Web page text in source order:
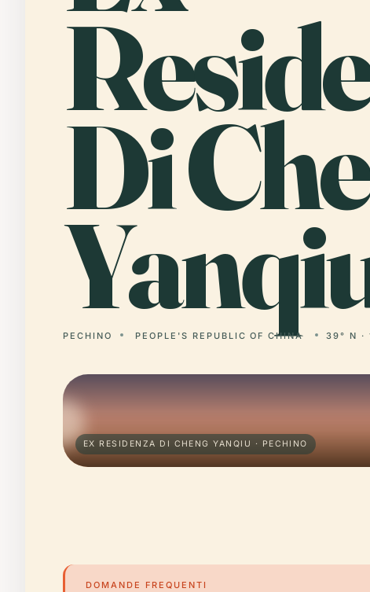
Di
PECHINO PEOPLE'S REPUBLIC OF CHINA 39° N ·
EX RESIDENZA DI CHENG YANQIU · PECHINO
DOMANDE FREQUENTI